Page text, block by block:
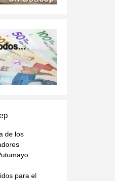
de los
para el